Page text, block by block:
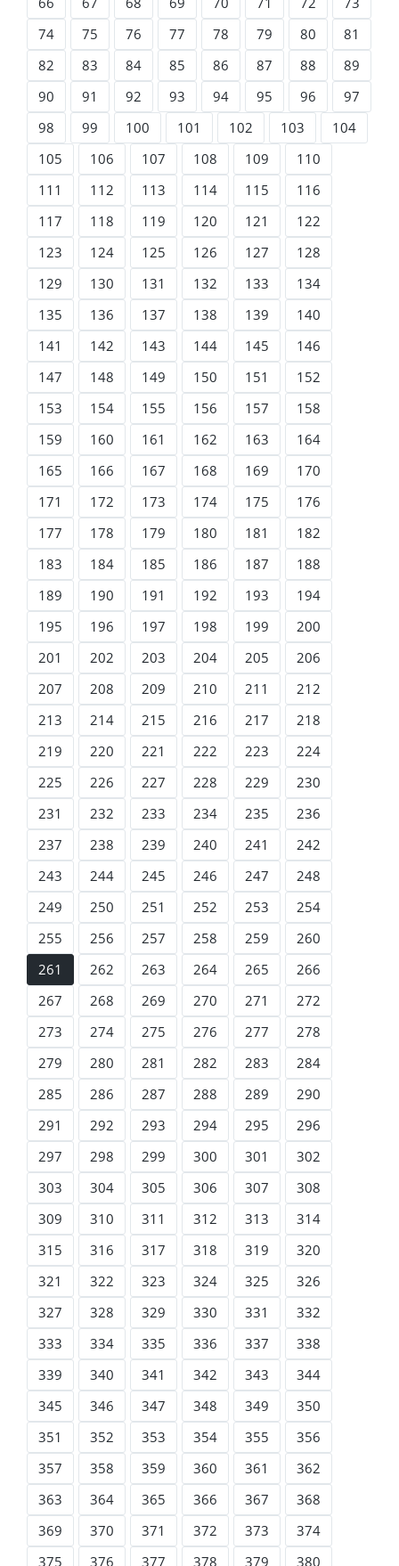
74
75 76 77 78 79 80
81
82
83 84 85 86 87 88
89
90
91 92 93 94 95 96
97
98
99 100 101 102 103
104
105
106 107 108 109
110
111
112 113 114 115
116
117
118 119 120 121
122
123
124 125 126 127
128
129
130 131 132 133
134
135
136 137 138 139
140
141
142 143 144 145
146
147
148 149 150 151
152
153
154 155 156 157
158
159
160 161 162 163
164
165
166 167 168 169
170
171
172 173 174 175
176
177
178 179 180 181
182
183
184 185 186 187
188
189
190 191 192 193
194
195
196 197 198 199
200
201
202 203 204 205
206
207
208 209 210 211
212
213
214 215 216 217
218
219
220 221 222 223
224
225
226 227 228 229
230
231
232 233 234 235
236
237
238 239 240 241
242
243
244 245 246 247
248
249
250 251 252 253
254
255
256 257 258 259
260
261
262 263 264 265
266
267
268 269 270 271
272
273
274 275 276 277
278
279
280 281 282 283
284
285
286 287 288 289
290
291
292 293 294 295
296
297
298 299 300 301
302
303
304 305 306 307
308
309
310 311 312 313
314
315
316 317 318 319
320
321
322 323 324 325
326
327
328 329 330 331
332
333
334 335 336 337
338
339
340 341 342 343
344
345
346 347 348 349
350
351
352 353 354 355
356
357
358 359 360 361
362
363
364 365 366 367
368
369
370 371 372 373
374
375
376 377 378 379 380